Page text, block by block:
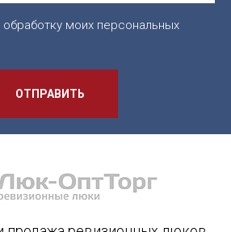
обработку моих персональных
ОТПРАВИТЬ